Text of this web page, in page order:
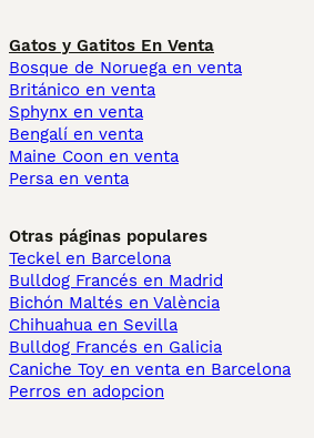
Gatos y Gatitos En Venta
Bosque de Noruega en venta
Británico en venta
Sphynx en venta
Bengalí en venta
Maine Coon en venta
Persa en venta
Otras páginas populares
Teckel en Barcelona
Bulldog Francés en Madrid
Bichón Maltés en València
Chihuahua en Sevilla
Bulldog Francés en Galicia
Caniche Toy en venta en Barcelona
Perros en adopcion